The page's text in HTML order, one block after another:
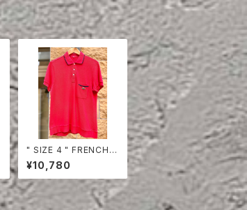
" SIZE 4 " FRENCH L
ACOSTE POLO SHI
RT HALF SLEEVE
¥10,780